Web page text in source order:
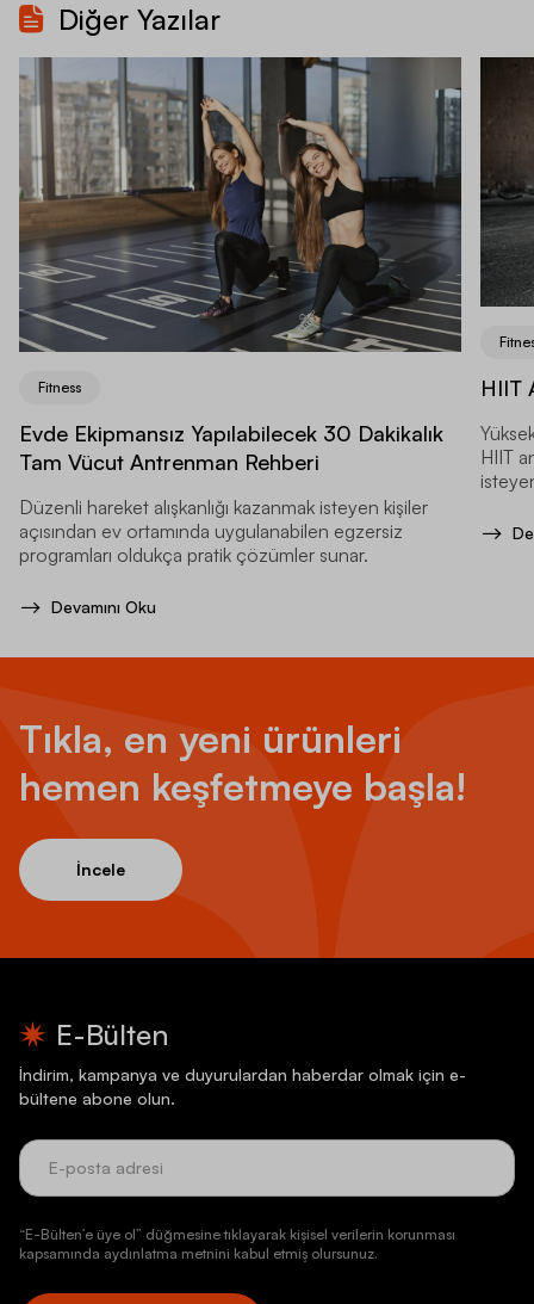
Diğer Yazılar
Fitness
Evde Ekipmansız Yapılabilecek 30 Dakikalık
Tam Vücut Antrenman Rehberi
Düzenli hareket alışkanlığı kazanmak isteyen kişiler
açısından ev ortamında uygulanabilen egzersiz
programları oldukça pratik çözümler sunar.
Devamını Oku
HIIT
HIIT
Tıkla, en yeni ürünleri
hemen keşfetmeye başla!
İncele
E-Bülten
İndirim, kampanya ve duyurulardan haberdar olmak için e-
bültene abone olun.
“E-Bülten’e üye ol” düğmesine tıklayarak kişisel verilerin korunması
kapsamında aydınlatma metnini kabul etmiş olursunuz.